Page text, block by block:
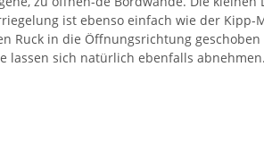
ist ebenso einfach wie der
Ruck in die Öffnungsrichtung
sich natürlich ebenfalls